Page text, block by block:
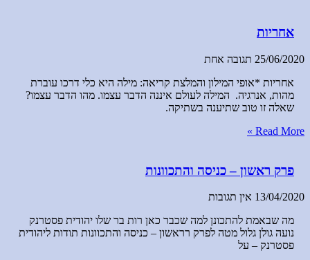
אחריות
25/06/2020 תגובה אחת
אחריות *אופי המילון והמלצת קריאה: מילה היא כלי דרכו עוברת
מהות, אנרגיה. המילה לעולם איננה הדבר עצמו. מהו הדבר עצמו?
שאלה זו טוב שתיענה בשתיקה.
Read More »
פרק ראשון – כניסה והתכוונות
13/04/2020 אין תגובות
מה שבאמת להתכונן למה שכבר כאן רות בר שלו יהודית פסטרנק
נועה גולן גלול מטה לפרק רראשון – כניסה והתכוונות תודות ליהודית
פסטרנק – על